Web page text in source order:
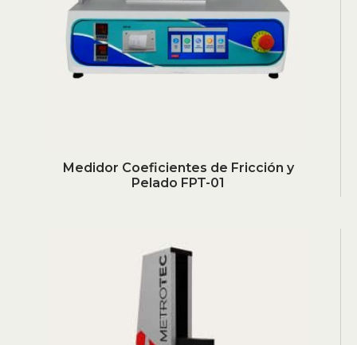
Medidor Coeficientes de Fricción y
Pelado FPT-01